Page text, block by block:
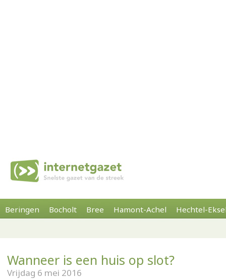
Beringen Bocholt Bree Hamont-Achel Hechtel-
Wanneer is een huis op slot?
Vrijdag 6 mei 2016